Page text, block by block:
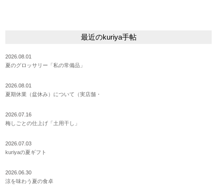
最近のkuriya手帖
2026.08.01
夏のグロッサリー「私の常備品」
2026.08.01
夏期休業（盆休み）について（実店舗・
2026.07.16
梅しごとの仕上げ「土用干し」
2026.07.03
kuriyaの夏ギフト
2026.06.30
涼を味わう夏の食卓